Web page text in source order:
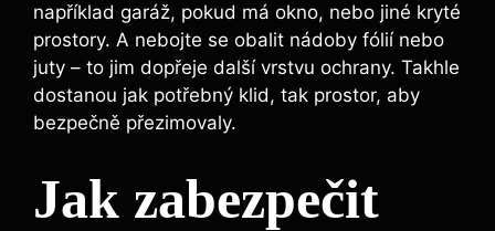
například garáž, pokud má okno, nebo jiné kryté
prostory. A nebojte se obalit nádoby fólií nebo
juty – to jim dopřeje další vrstvu ochrany. Takhle
dostanou jak potřebný klid, tak prostor, aby
bezpečně přezimovaly.
Jak zabezpečit